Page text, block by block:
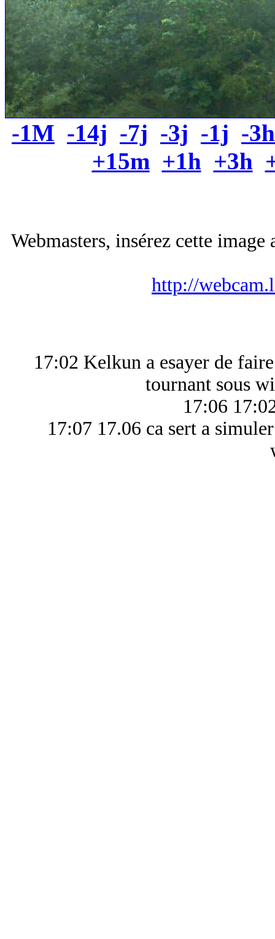
-1M -14j -7j -3j -1j -3h
+15m +1h +3h
Webmasters, insérez cette
http://
17:02 Kelkun a esayer de
tournant sous
17:06
17:07 17.06 ca sert a